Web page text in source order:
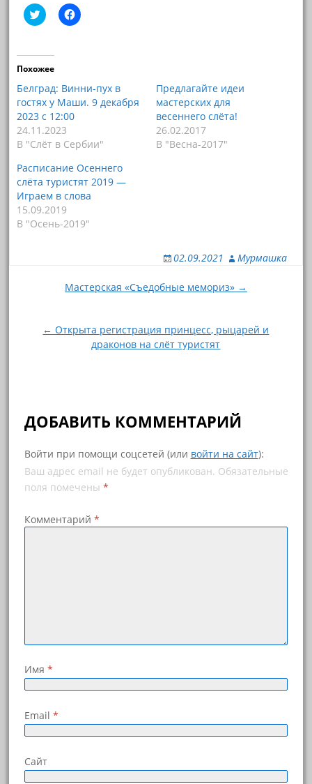
Н
а
т
е
,
ч
т
о
б
ы
п
о
д
л
и
т
ь
с
я
н
а
к
р
н
о
м
к
н
е
Н
а
ч
т
о
т
к
ы
т
ь
н
а
a
c
(
О
ы
в
в
о
к
е
)
Похожее
Белград: Винни-пух в
гостях у Маши. 9 декабря
2023 с 12:00
24.11.2023
В "Слёт в Сербии"
Предлагайте идеи
мастерских для
весеннего слёта!
26.02.2017
В "Весна-2017"
Расписание Осеннего
слёта туристят 2019 —
Играем в слова
15.09.2019
В "Осень-2019"
02.09.2021 Мурмашка
Навигация
записям
Мастерская «Съедобные мемориз» →
← Открыта регистрация принцесс, рыцарей и
драконов на слёт туристят
ДОБАВИТЬ КОММЕНТАРИЙ
Войти при помощи соцсетей (или войти на сайт):
Ваш адрес email не будет опубликован. Обязательные
поля помечены *
Комментарий *
Имя *
Email *
Сайт